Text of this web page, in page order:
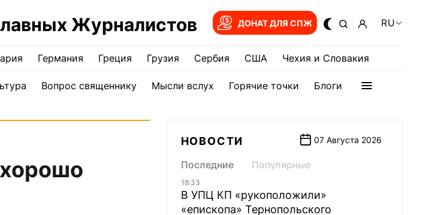
Журналистов ДОНАТ ДЛЯ СПЖ RU
Германия Греция Грузия Сербия США Чехия и Словакия
Вопрос священнику Мысли вслух Горячие точки Блоги
НОВОСТИ 07 Августа 2026
Последние Популярные
18:33
В УПЦ КП «рукоположили»
«епископа» Тернопольского